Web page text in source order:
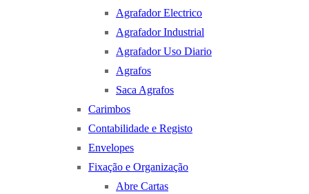
Agrafador Electrico
Agrafador Industrial
Agrafador Uso Diario
Agrafos
Saca Agrafos
Carimbos
Contabilidade e Registo
Envelopes
Fixação e Organização
Abre Cartas